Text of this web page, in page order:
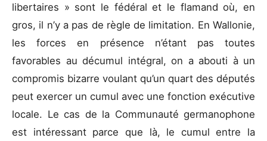
libertaires » sont le fédéral et le flamand où, en
gros, il n’y a pas de règle de limitation. En Wallonie,
les forces en présence n’étant pas toutes
favorables au décumul intégral, on a abouti à un
compromis bizarre voulant qu’un quart des députés
peut exercer un cumul avec une fonction exécutive
locale. Le cas de la Communauté germanophone
est intéressant parce que là, le cumul entre la